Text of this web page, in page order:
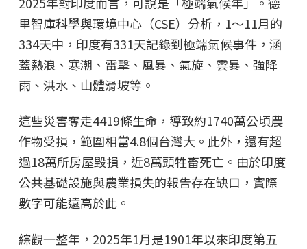
里智庫科學與環境中心（CSE）分析，1～11月的
334天中，印度有331天記錄到極端氣候事件，涵
蓋熱浪、寒潮、雷擊、風暴、氣旋、雲暴、強降
雨、洪水、山體滑坡等。
這些災害奪走4419條生命，導致約1740萬公頃農
作物受損，範圍相當4.8個台灣大。此外，還有超
過18萬所房屋毀損，近8萬頭牲畜死亡。由於印度
公共基礎設施與農業損失的報告存在缺口，實際
數字可能遠高於此。
綜觀一整年，2025年1月是1901年以來印度第五